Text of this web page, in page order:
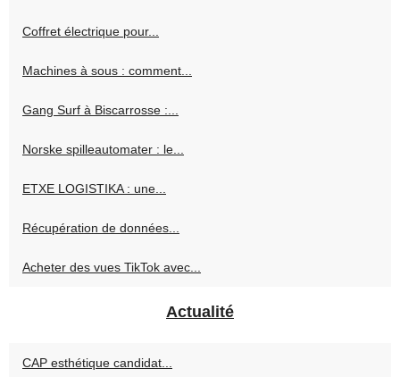
Coffret électrique pour...
Machines à sous : comment...
Gang Surf à Biscarrosse :...
Norske spilleautomater : le...
ETXE LOGISTIKA : une...
Récupération de données...
Acheter des vues TikTok avec...
Actualité
CAP esthétique candidat...